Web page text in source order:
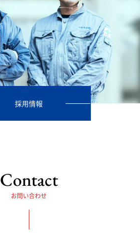
採用情報
Contact
お問い合わせ